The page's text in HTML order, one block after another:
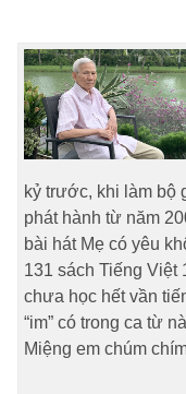
kỷ trước, khi làm bộ
phát hành từ năm
bài hát Mẹ có yêu
131 sách Tiếng Việt
chưa học hết vần
“im” có trong ca từ
Miệng em chúm